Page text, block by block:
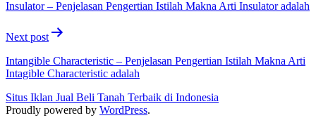
Insulator – Penjelasan Pengertian Istilah Makna Arti Insulator adalah
Next post
Intangible Characteristic – Penjelasan Pengertian Istilah Makna Arti
Intagible Characteristic adalah
Situs Iklan Jual Beli Tanah Terbaik di Indonesia
Proudly powered by WordPress.